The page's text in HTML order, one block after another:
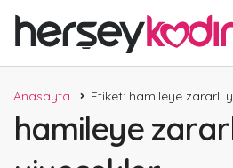
Anasayfa Etiket: hamileye zararlı
hamileye